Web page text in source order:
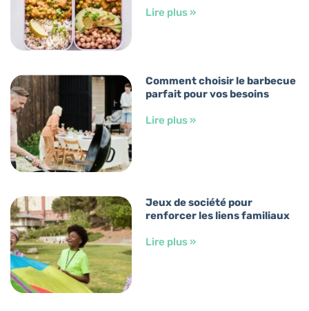
Lire plus »
Comment choisir le barbecue
parfait pour vos besoins
Lire plus »
Jeux de société pour
renforcer les liens familiaux
Lire plus »